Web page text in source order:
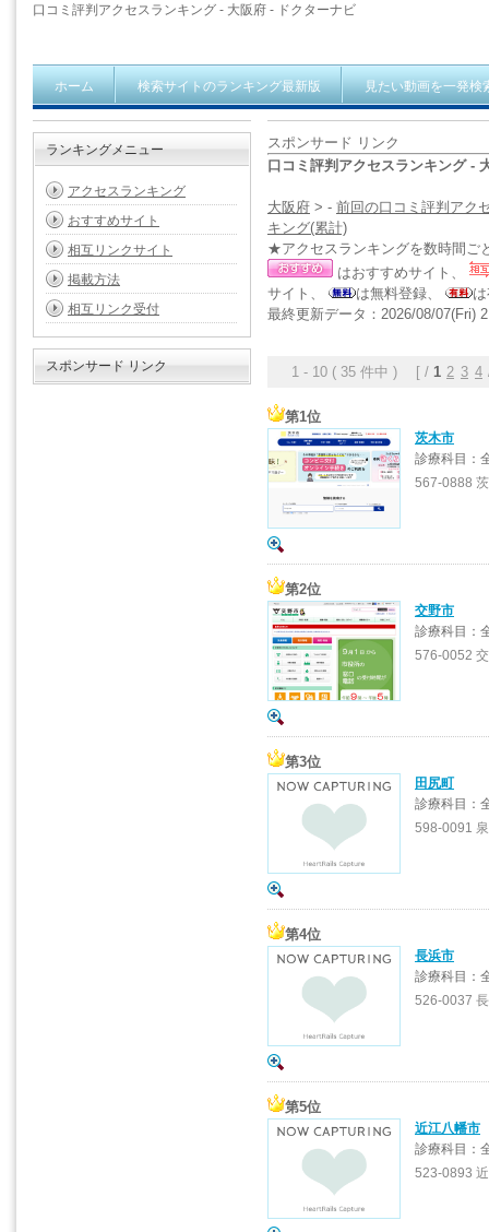
口コミ評判アクセスランキング - 大阪府 - ドクターナビ
ホーム 検索サイトのランキング最新版 見たい動画を一発検
スポンサード リンク
口コミ評判アクセスランキング -
大阪府 > - 前回の口コミ評判アク
キング(累計)
★アクセスランキングを数時間ご
はおすすめサイト、
サイト、
は無料登録、
最終更新データ：2026/08/07(Fri)
1 - 10 ( 35 件中 ) [ / 1 2 3 4
第1位
茨木市
診療科目：
567-0888
第2位
交野市
診療科目：
576-0052
第3位
田尻町
診療科目：
598-0091
第4位
長浜市
診療科目：
526-0037
第5位
近江八幡市
診療科目：
523-0893
ランキングメニュー
アクセスランキング
おすすめサイト
相互リンクサイト
掲載方法
相互リンク受付
スポンサード リンク